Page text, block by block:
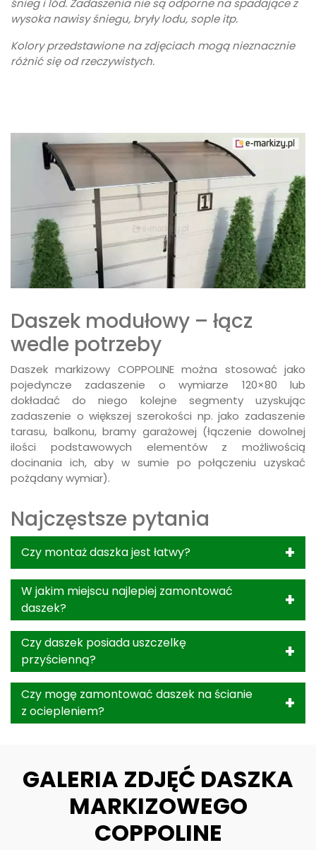
śnieg i lód. Zadaszenia nie są odporne na spadające z
wysoka nawisy śniegu, bryły lodu, sople itp.
Kolory przedstawione na zdjęciach mogą nieznacznie
różnić się od rzeczywistych.
Daszek modułowy – łącz
wedle potrzeby
Daszek markizowy COPPOLINE można stosować jako
pojedyncze zadaszenie o wymiarze 120×80 lub
dokładać do niego kolejne segmenty uzyskując
zadaszenie o większej szerokości np. jako zadaszenie
tarasu, balkonu, bramy garażowej (łączenie dowolnej
ilości podstawowych elementów z możliwością
docinania ich, aby w sumie po połączeniu uzyskać
pożądany wymiar).
Najczęstsze pytania
Czy montaż daszka jest łatwy?
W jakim miejscu najlepiej zamontować
daszek?
Czy daszek posiada uszczelkę
przyścienną?
Czy mogę zamontować daszek na ścianie
z ociepleniem?
GALERIA ZDJĘĆ DASZKA
MARKIZOWEGO
COPPOLINE